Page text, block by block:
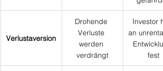
Verlustaversion
Drohende
Verluste
werden
verdrängt
Investor
an
fest